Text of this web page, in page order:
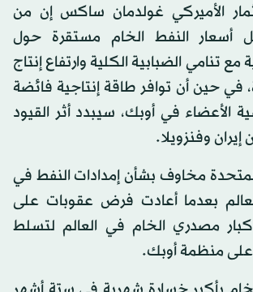
الأميركي غولدمان ساكس إن من
أسعار النفط الخام مستقرة حول
مع تنامي الضبابية الكلية وارتفاع إنتاج
في حين أن توافر طاقة إنتاجية فائضة
الأعضاء في أوبك، سيبدد أثر القيود
وفنزويلا.
المتحدة مخاوف بشأن إمدادات النفط في
بعدما أعادت فرض عقوبات على
مصدري الخام في العالم لتسلط
منظمة أوبك.